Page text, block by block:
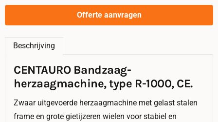
Offerte aanvragen
Beschrijving
CENTAURO Bandzaag-
herzaagmachine, type R-1000, CE.
Zwaar uitgevoerde herzaagmachine met gelast stalen
frame en grote gietijzeren wielen voor stabiel en